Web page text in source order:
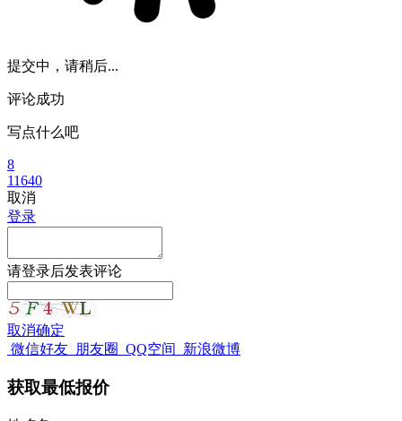
提交中，请稍后...
评论成功
写点什么吧
8
11640
取消
登录
请登录后发表评论
取消确定
微信好友 朋友圈 QQ空间 新浪微博
获取最低报价